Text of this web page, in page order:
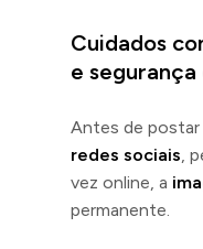
Cuidados
e segurança
Antes de postar
redes sociais,
vez online, a
permanente.